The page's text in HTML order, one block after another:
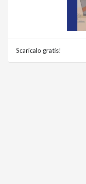
Scaricalo gratis!